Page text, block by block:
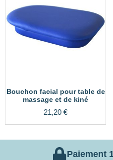
Bouchon facial pour table de
massage et de kiné
21,20 €
Paiement